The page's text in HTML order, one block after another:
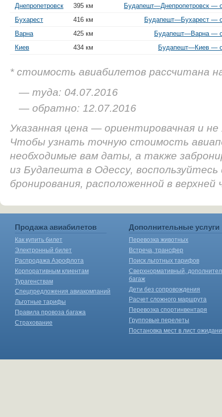
Днепропетровск
395 км
Будапешт—Днепропетровск —
Бухарест
416 км
Будапешт—Бухарест —
Варна
425 км
Будапешт—Варна —
Киев
434 км Будапешт—Киев —
* стоимость авиабилетов рассчитана
— туда: 04.07.2016
— обратно: 12.07.2016
Указанная цена — ориентировачная и
Чтобы узнать точную стоимость
необходимые вам даты, а также
из Будапешта в Одессу,
бронирования, расположенной в
Продажа авиабилетов
Как купить билет
Электронный билет
Распродажа Аэрофлота
Корпоративным клиентам
Турагенствам
Спецпредложения авиакомпаний
Льготные тарифы
Правила провоза багажа
Страхование
Дополнительные услуги
Перевозка животных
Встреча, трансфер
Поиск льготных тарифов
Сверхнормативный,
багаж
Дети без сопровождения
Расчет сложного маршрута
Перевозка спортинвентаря
Групповые перелеты
Постановка мест в лист